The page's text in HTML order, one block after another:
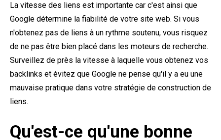
La vitesse des liens est importante car c'est ainsi que
Google détermine la fiabilité de votre site web. Si vous
n'obtenez pas de liens à un rythme soutenu, vous risquez
de ne pas être bien placé dans les moteurs de recherche.
Surveillez de près la vitesse à laquelle vous obtenez vos
backlinks et évitez que Google ne pense qu'il y a eu une
mauvaise pratique dans votre stratégie de construction de
liens.
Qu'est-ce qu'une bonne